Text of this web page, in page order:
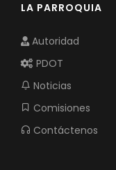
LA PARROQUIA
Autoridad
PDOT
Noticias
Comisiones
Contáctenos